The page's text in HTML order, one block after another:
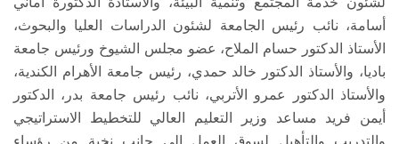
أسامة، نائب رئيس الجامعة لشئون الدراسات العليا والبحوث،
الأستاذ الدكتور حسام الملاح، عضو مجلس الشيوخ ورئيس جامعة
باديا، والأستاذ الدكتور خالد حمدي، رئيس جامعة الأهرام الكندية،
والأستاذ الدكتور عمرو الأتربي، نائب رئيس جامعة بدر، الدكتور
أيمن فريد مساعد وزير التعليم العالي للتخطيط الاستراتيجي